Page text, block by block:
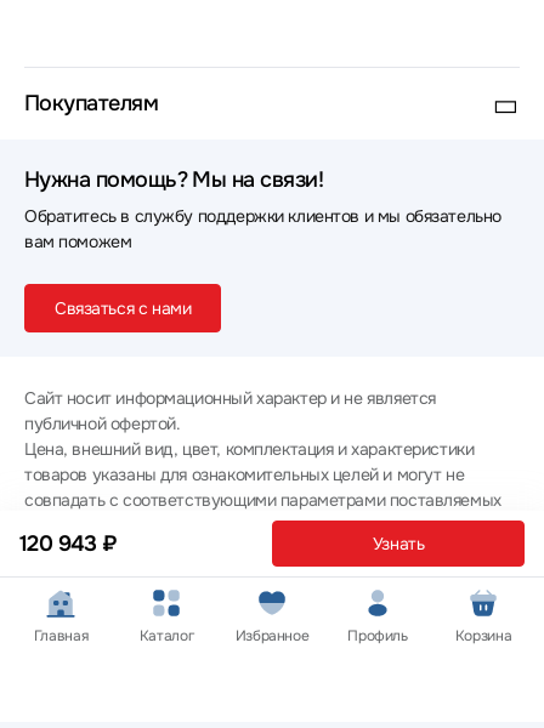
120 943 ₽ Узнать
Покупателям
Нужна помощь? Мы на связи!
Обратитесь в службу поддержки клиентов и мы обязательно
вам поможем
Связаться с нами
Сайт носит информационный характер и не является
публичной офертой.
Цена, внешний вид, цвет, комплектация и характеристики
товаров указаны для ознакомительных целей и могут не
совпадать с соответствующими параметрами поставляемых
товаров - уточняйте информацию у менеджера при
оформлении заказа.
Политика конфиденциальности
© 2012 — 2026 ООО «Эпл Тэк»
Главная Каталог Избранное Профиль Корзина